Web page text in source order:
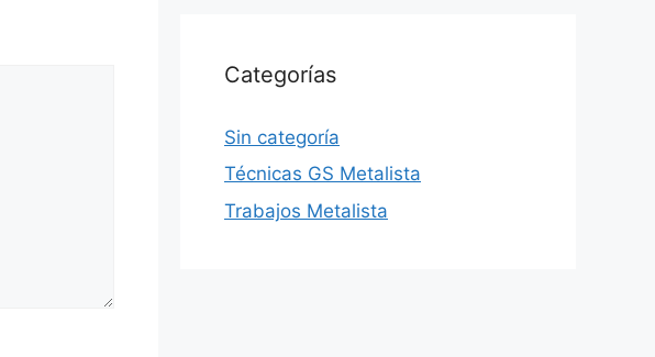
Categorías
Sin categoría
Técnicas GS Metalista
Trabajos Metalista